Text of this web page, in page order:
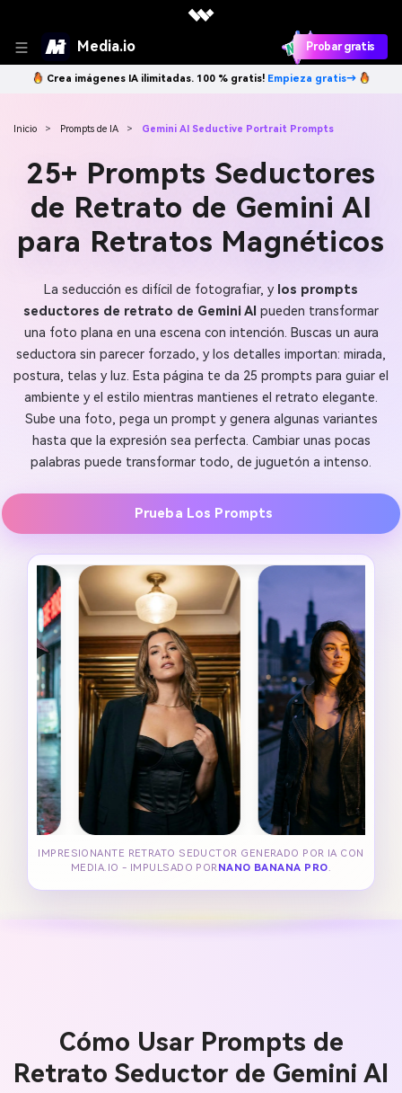
Media.io Probar gratis
Crea imágenes IA ilimitadas. 100 % gratis! Empieza gratis→
Inicio > Prompts de IA > Gemini AI Seductive Portrait Prompts
25+ Prompts Seductores
de Retrato de Gemini AI
para Retratos Magnéticos
La seducción es difícil de fotografiar, y los prompts
seductores de retrato de Gemini AI pueden transformar
una foto plana en una escena con intención. Buscas un aura
seductora sin parecer forzado, y los detalles importan: mirada,
postura, telas y luz. Esta página te da 25 prompts para guiar el
ambiente y el estilo mientras mantienes el retrato elegante.
Sube una foto, pega un prompt y genera algunas variantes
hasta que la expresión sea perfecta. Cambiar unas pocas
palabras puede transformar todo, de juguetón a intenso.
Prueba Los Prompts
IMPRESIONANTE RETRATO SEDUCTOR GENERADO POR IA CON
MEDIA.IO - IMPULSADO POR NANO BANANA PRO.
Cómo Usar Prompts de
Retrato Seductor de Gemini AI